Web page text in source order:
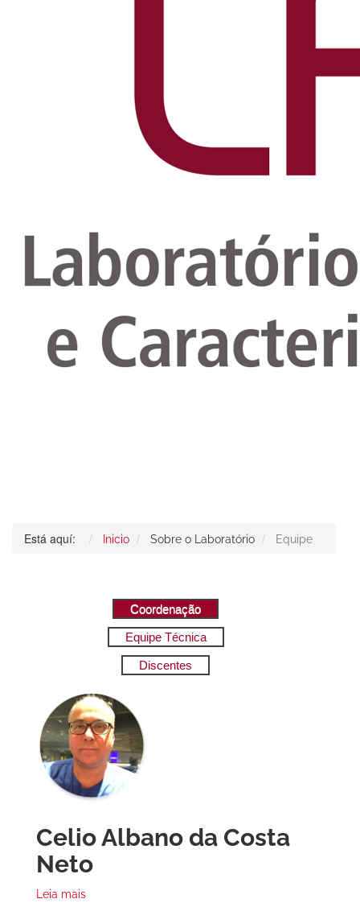
Está aquí: Inicio Sobre o Laboratório Equipe
Celio Albano da Costa
Neto
Leia mais